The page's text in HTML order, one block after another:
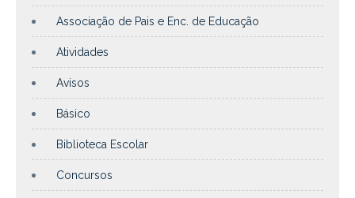
Associação de Pais e Enc. de Educação
Atividades
Avisos
Básico
Biblioteca Escolar
Concursos